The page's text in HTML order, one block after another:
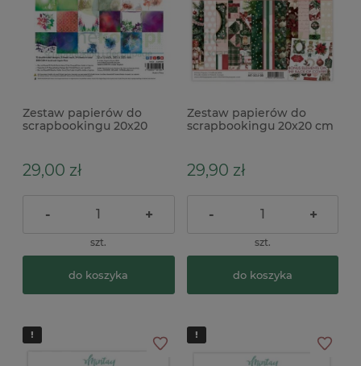
Zestaw papierów do
scrapbookingu 20x20
29,00 zł
- +
szt.
do koszyka
Zestaw papierów do
scrapbookingu 20x20 cm
29,90 zł
- +
szt.
do koszyka